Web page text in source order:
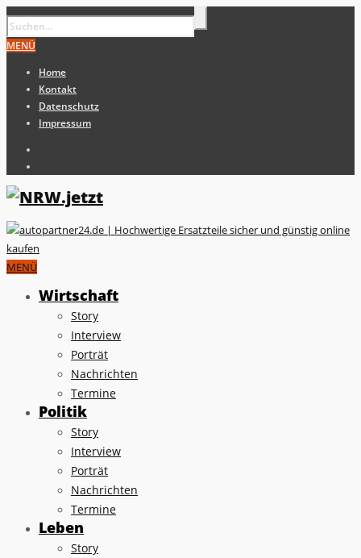
MENÜ
Home
Kontakt
Datenschutz
Impressum
MENÜ
Wirtschaft
Story
Interview
Porträt
Nachrichten
Termine
Politik
Story
Interview
Porträt
Nachrichten
Termine
Leben
Story